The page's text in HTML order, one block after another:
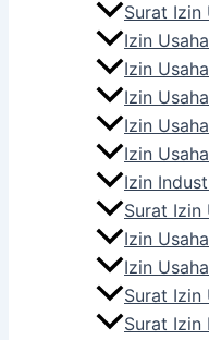
Surat Izin
Izin
Izin
Izin
Izin
Izin
Izin
Surat Izin
Izin
Izin
Surat Izin
Surat Izin